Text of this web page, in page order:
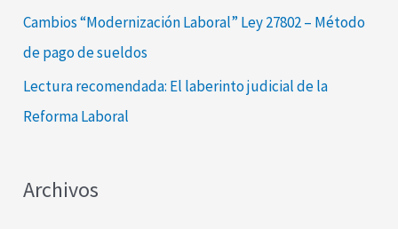
Cambios “Modernización Laboral” Ley 27802 – Método
de pago de sueldos
Lectura recomendada: El laberinto judicial de la
Reforma Laboral
Archivos